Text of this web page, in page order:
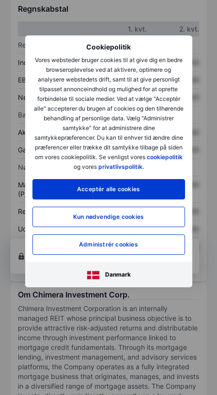
Cookiepolitik
Vores websteder bruger cookies til at give dig en bedre
browseroplevelse ved at aktivere, optimere og
analysere webstedets drift, samt til at give personligt
tilpasset annonceindhold og mulighed for at oprette
forbindelse til sociale medier. Ved at vælge "Acceptér
alle" accepterer du brugen af cookies og den tilhørende
behandling af personlige data. Vælg "Administrer
samtykke" for at administrere dine
samtykkepræferencer. Du kan til enhver tid ændre dine
præferencer eller trække dit samtykke tilbage på siden
om vores cookiepolitik. Se venligst vores cookiepolitik
og vores privatlivspolitik.
Acceptér alle cookies
Kun nødvendige cookies
Administrér cookies
Danmark
Regnskabstal
1. kvt.
2. kvt.
Resultatopgørelse
Indtægter XXXXXXX XXXXXXX
EBITDA XXXXXXX XXXXXXX
Nettoresultat XXXXXXX XXXXXXX
Balance
Aktiver i alt XXXXXXX
Gæld XXXXXXX XXXXXXX
Nøgletal
Markedsværdi/omsætning
(P/S)
Resultat pr. aktie (EPS) XXXXXXX
Udbytte pr. aktie XXXXXXX XXXXXXX
Afkast af egenkapital XXXXXXX
Opret konto
og analyse værktøjer.
Om Chimera Investment Corp.
Chimera Investment Corporation is an internally
managed REIT whose principal business objective is to
provide attractive risk-adjusted returns and distributable
income through investment performance linked to
mortgage credit fundamentals. Through its mortgage
lending, investment management, and advisory services
platforms, the Company operates as a fully integrated
mortgage business that originates, manages, and invests
in a diversified range of mortgage assets. The Company